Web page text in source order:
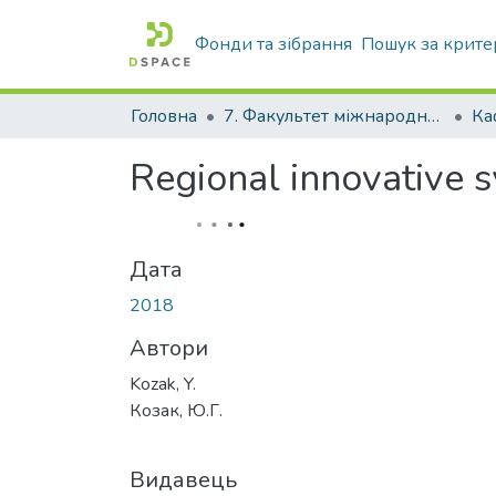
Фонди та зібрання Пошук за
Головна 7. Факультет міжнародної економіки
Regional innovative
Дата
2018
Автори
Kozak, Y.
Козак, Ю.Г.
Видавець